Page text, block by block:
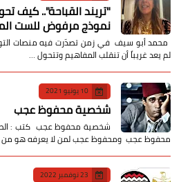
​"تريند القباحة".. كيف
نموذج مرفوض للست
محمد أبو سيف ​في زمن تصدّرت فيه منصات
لم يعد غريباً أن تنقلب المفاهيم وتتحول …
10 يونيو 2021
شخصية محفوظ عجب
شخصية محفوظ عجب كتب :
محفوظ عجب ومحفوظ عجب لمن لا يعرفه هو من
23 نوفمبر 2022